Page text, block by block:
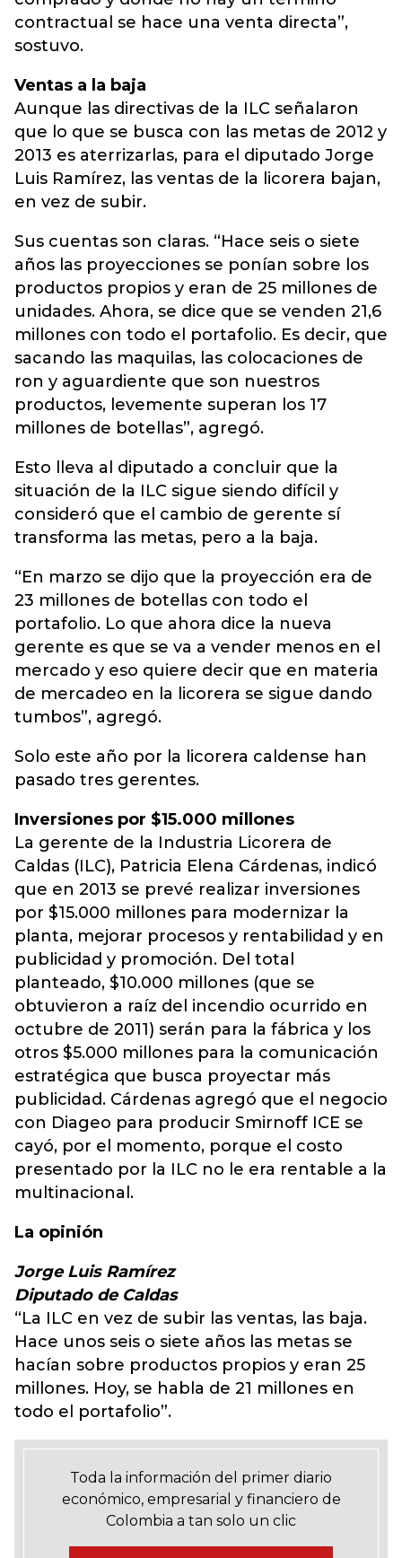
contractual se hace una venta directa”,
sostuvo.
Ventas a la baja
Aunque las directivas de la ILC señalaron
que lo que se busca con las metas de 2012 y
2013 es aterrizarlas, para el diputado Jorge
Luis Ramírez, las ventas de la licorera bajan,
en vez de subir.
Sus cuentas son claras. “Hace seis o siete
años las proyecciones se ponían sobre los
productos propios y eran de 25 millones de
unidades. Ahora, se dice que se venden 21,6
millones con todo el portafolio. Es decir, que
sacando las maquilas, las colocaciones de
ron y aguardiente que son nuestros
productos, levemente superan los 17
millones de botellas”, agregó.
Esto lleva al diputado a concluir que la
situación de la ILC sigue siendo difícil y
consideró que el cambio de gerente sí
transforma las metas, pero a la baja.
“En marzo se dijo que la proyección era de
23 millones de botellas con todo el
portafolio. Lo que ahora dice la nueva
gerente es que se va a vender menos en el
mercado y eso quiere decir que en materia
de mercadeo en la licorera se sigue dando
tumbos”, agregó.
Solo este año por la licorera caldense han
pasado tres gerentes.
Inversiones por $15.000 millones
La gerente de la Industria Licorera de
Caldas (ILC), Patricia Elena Cárdenas, indicó
que en 2013 se prevé realizar inversiones
por $15.000 millones para modernizar la
planta, mejorar procesos y rentabilidad y en
publicidad y promoción. Del total
planteado, $10.000 millones (que se
obtuvieron a raíz del incendio ocurrido en
octubre de 2011) serán para la fábrica y los
otros $5.000 millones para la comunicación
estratégica que busca proyectar más
publicidad. Cárdenas agregó que el negocio
con Diageo para producir Smirnoff ICE se
cayó, por el momento, porque el costo
presentado por la ILC no le era rentable a la
multinacional.
La opinión
Jorge Luis Ramírez
Diputado de Caldas
“La ILC en vez de subir las ventas, las baja.
Hace unos seis o siete años las metas se
hacían sobre productos propios y eran 25
millones. Hoy, se habla de 21 millones en
todo el portafolio”.
Toda la información del primer diario
económico, empresarial y financiero de
Colombia a tan solo un clic